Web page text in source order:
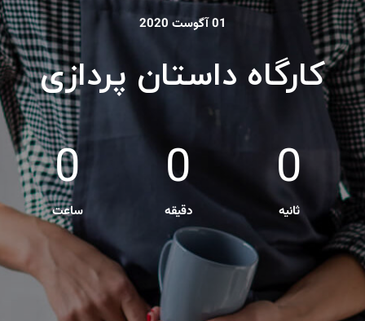
01 آگوست 2020
کارگاه داستان پردازی
0
ساعت
0
دقیقه
0
ثانیه